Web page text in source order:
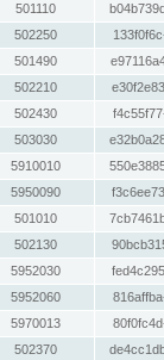
501110
502250
501490
502210
502430
503030
5910010
5950090
501010
502130
5952030
5952060
5970013
502370